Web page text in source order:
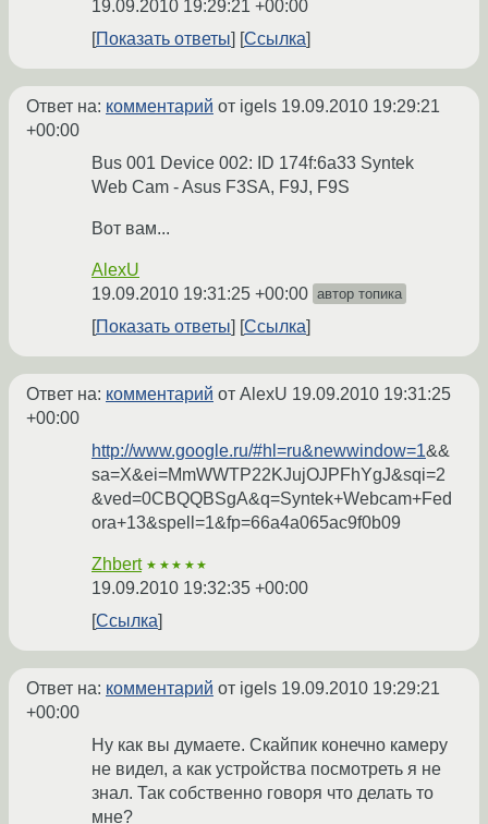
19.09.2010 19:29:21 +00:00
Показать ответы
Ссылка
Ответ на: комментарий от igels 19.09.2010 19:29:21
+00:00
Bus 001 Device 002: ID 174f:6a33 Syntek
Web Cam - Asus F3SA, F9J, F9S
Вот вам...
AlexU
19.09.2010 19:31:25 +00:00 автор топика
Показать ответы Ссылка
Ответ на: комментарий от AlexU 19.09.2010 19:31:25
+00:00
http://www.google.ru/#hl=ru&newwindow=1&&
sa=X&ei=MmWWTP22KJujOJPFhYgJ&sqi=2
&ved=0CBQQBSgA&q=Syntek+Webcam+Fed
ora+13&spell=1&fp=66a4a065ac9f0b09
Zhbert ★★★★★
19.09.2010 19:32:35 +00:00
Ссылка
Ответ на: комментарий от igels 19.09.2010 19:29:21
+00:00
Ну как вы думаете. Скайпик конечно камеру
не видел, а как устройства посмотреть я не
знал. Так собственно говоря что делать то
мне?